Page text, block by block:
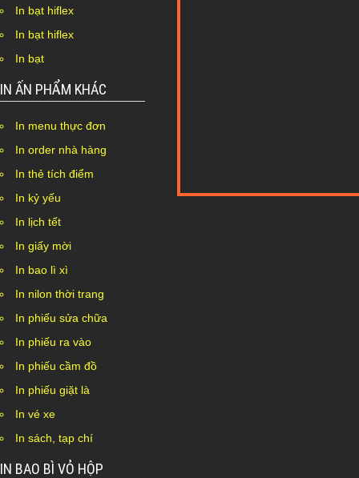
In bạt hiflex
In bạt hiflex
In bạt
IN ẤN PHẨM KHÁC
In menu thực đơn
In order nhà hàng
In thẻ tích điểm
In kỷ yếu
In lịch tết
In giấy mời
In bao lì xì
In nilon thời trang
In phiếu sửa chữa
In phiếu ra vào
In phiếu cầm đồ
In phiếu giặt là
In vé xe
In sách, tạp chí
IN BAO BÌ VỎ HỘP